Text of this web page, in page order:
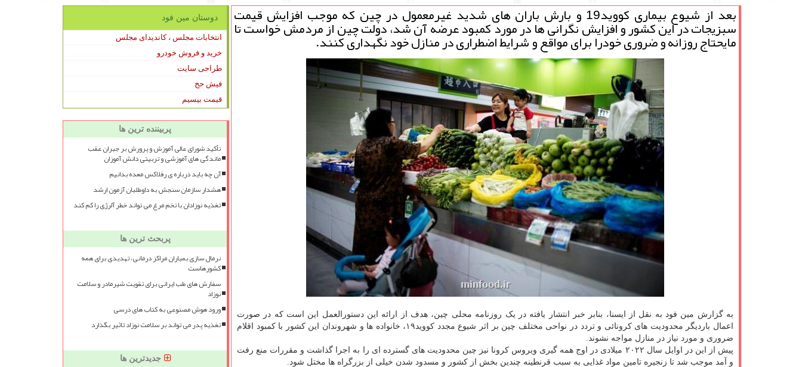
بعد از شیوع بیماری کووید19 و بارش باران های شدید غیرمعمول در چین که موجب افزایش قیمت
سبزیجات در این کشور و افزایش نگرانی ها در مورد کمبود عرضه آن شد، دولت چین از مردمش خواست تا
مایحتاج روزانه و ضروری خودرا برای مواقع و شرایط اضطراری در منازل خود نگهداری کنند.
به گزارش مین فود به نقل از ایسنا، بنابر خبر انتشار یافته در یک روزنامه محلی چین، هدف از ارائه این دستورالعمل این است که در صورت
اعمال باردیگر محدودیت های کرونائی و تردد در نواحی مختلف چین بر اثر شیوع مجدد کووید۱۹، خانواده ها و شهروندان این کشور با کمبود اقلام
ضروری و مورد نیاز در منازل مواجه نشوند.
پیش از این در اوایل سال ۲۰۲۲ میلادی در اوج همه گیری ویروس کرونا نیز چین محدودیت های گسترده ای را به اجرا گذاشت و مقررات منع رفت
و آمد موجب شد تا زنجیره تامین مواد غذایی به سبب قرنطینه چندین بخش از کشور و مسدود شدن خیلی از بزرگراه ها مختل شود.
دوستان مین فود
انتخابات مجلس ، کاندیدای مجلس
خرید و فروش خودرو
طراحی سایت
فیش حج
قیمت بیسیم
پربیننده ترین ها
تأکید شورای عالی آموزش و پرورش بر جبران عقب
ماندگی های آموزشی و تربیتی دانش آموزان
آن چه باید درباره ی رفلاکس معده بدانیم
هشدار سازمان سنجش به داوطلبان آزمون ارشد
تغذیه نوزادان با تخم مرغ می تواند خطر آلرژی را کم کند
پربحث ترین ها
نرمال سازی بمباران مراکز درمانی، تهدیدی برای همه
کشورهاست
سفارش های طب ایرانی برای تقویت شیرمادر و سلامت
نوزاد
ورود هوش مصنوعی به کتاب های درسی
تغذیه پدر می تواند بر سلامت نوزاد تاثیر بگذارد
جدیدترین ها